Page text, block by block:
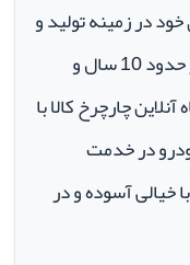
خود در زمینه تولید و
فروش لوازم جانبی و اسپرت خودرو در حدود 10 سال و
چارچرخ کالا با
در خدمت
خیالی آسوده و در